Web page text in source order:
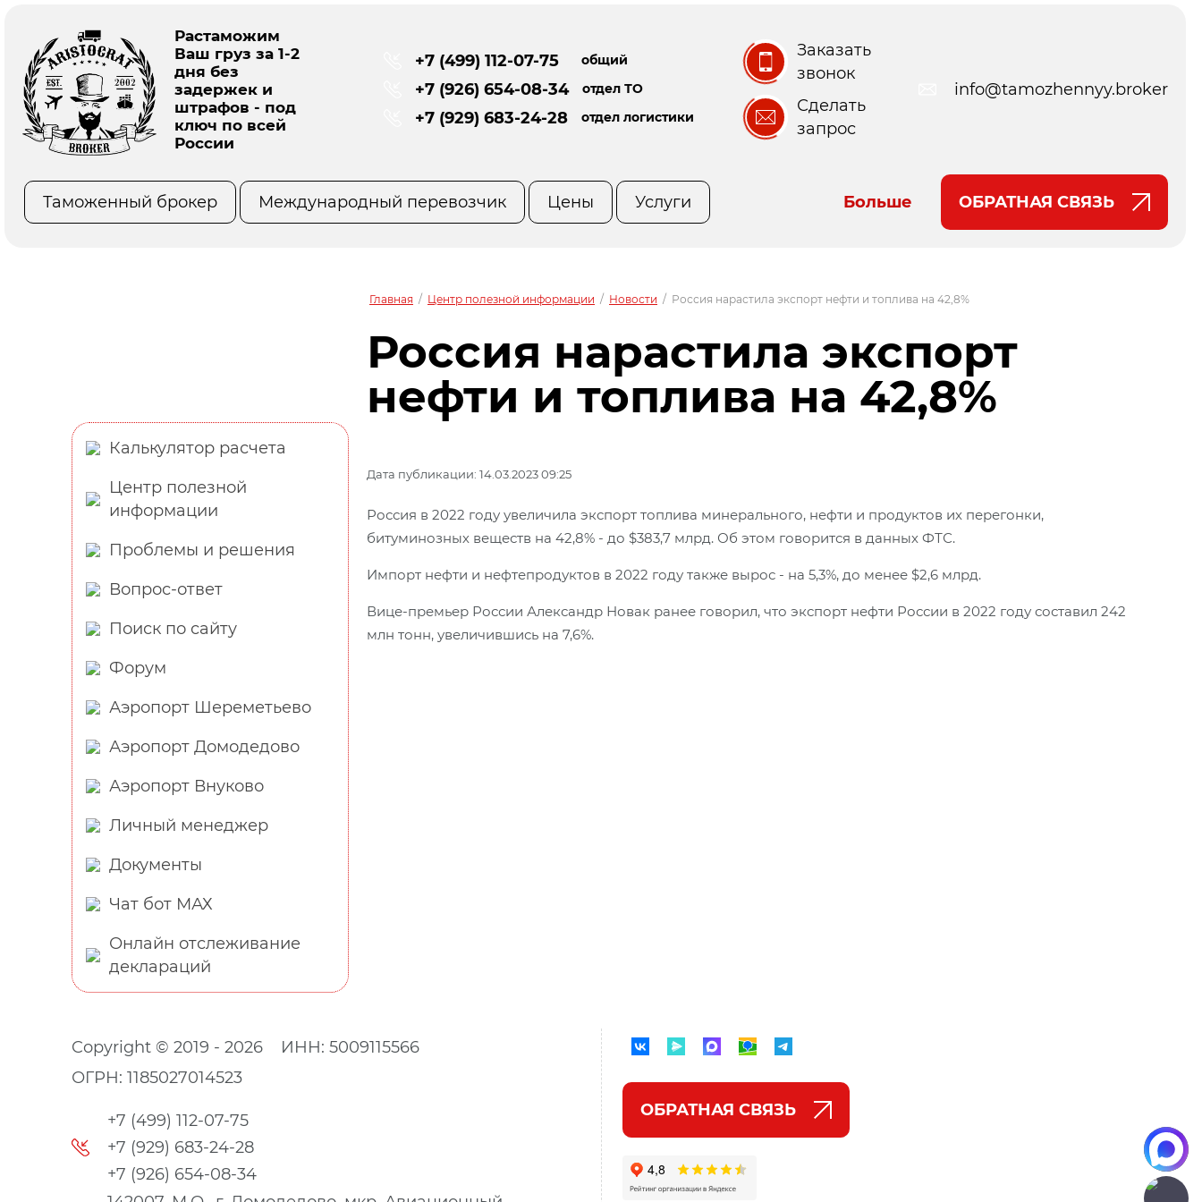
Растаможим
Ваш груз за 1-2
дня без
задержек и
штрафов - под
ключ по всей
России
+7 (499) 112-07-75 общий
+7 (926) 654-08-34 отдел ТО
+7 (929) 683-24-28 отдел логистики
Заказать
звонок
Сделать
запрос
info@tamozhennyy.broker
Таможенный брокер Международный перевозчик Цены Услуги Больше ОБРАТНАЯ СВЯЗЬ
Калькулятор расчета
Центр полезной
информации
Проблемы и решения
Вопрос-ответ
Поиск по сайту
Форум
Аэропорт Шереметьево
Аэропорт Домодедово
Аэропорт Внуково
Личный менеджер
Документы
Чат бот МАХ
Онлайн отслеживание
деклараций
Главная / Центр полезной информации / Новости / Россия нарастила экспорт нефти и топлива на 42,8%
Россия нарастила экспорт
нефти и топлива на 42,8%
Дата публикации: 14.03.2023 09:25
Россия в 2022 году увеличила экспорт топлива минерального, нефти и продуктов их перегонки,
битуминозных веществ на 42,8% - до $383,7 млрд. Об этом говорится в данных ФТС.
Импорт нефти и нефтепродуктов в 2022 году также вырос - на 5,3%, до менее $2,6 млрд.
Вице-премьер России Александр Новак ранее говорил, что экспорт нефти России в 2022 году составил 242
млн тонн, увеличившись на 7,6%.
Copyright © 2019 - 2026
ИНН: 5009115566
ОГРН: 1185027014523
+7 (499) 112-07-75
+7 (929) 683-24-28
+7 (926) 654-08-34
ОБРАТНАЯ СВЯЗЬ